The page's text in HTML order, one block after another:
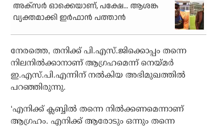
അക്‌സര്‍ ഓക്കെയാണ്, പക്ഷേ… ആശങ്ക
വ്യക്തമാക്കി ഇര്‍ഫാന്‍ പത്താന്‍
നേരത്തെ, തനിക്ക് പി.എസ്.ജിക്കൊപ്പം തന്നെ
നിലനില്‍ക്കാനാണ് ആഗ്രഹമെന്ന് നെയ്മര്‍
ഇ.എസ്.പി.എന്നിന് നല്‍കിയ അഭിമുഖത്തില്‍
പറഞ്ഞിരുന്നു.
‘എനിക്ക് ക്ലബ്ബില്‍ തന്നെ നില്‍ക്കണമെന്നാണ്
ആഗ്രഹം. എനിക്ക് ആരോടും ഒന്നും തന്നെ